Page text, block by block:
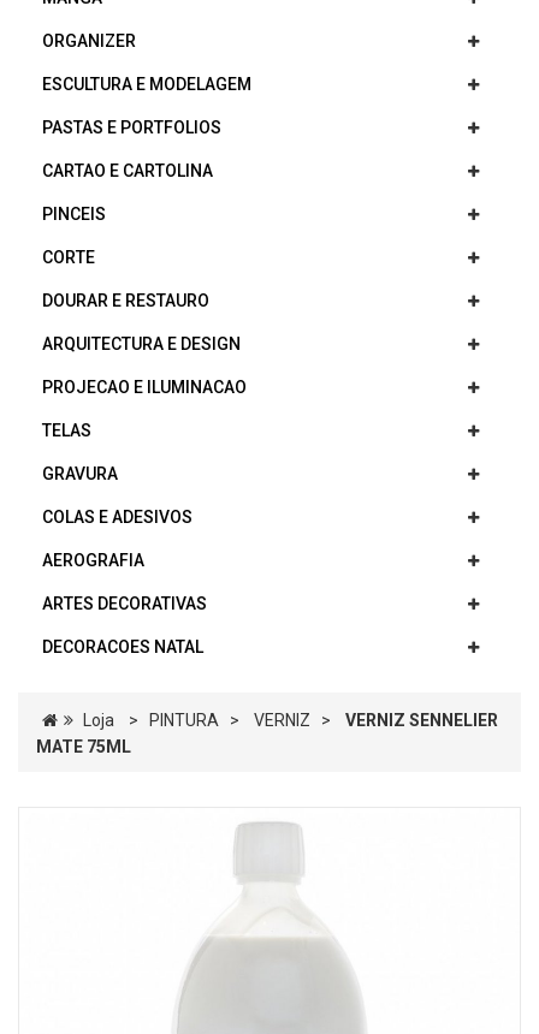
ORGANIZER
ESCULTURA E MODELAGEM
PASTAS E PORTFOLIOS
CARTAO E CARTOLINA
PINCEIS
CORTE
DOURAR E RESTAURO
ARQUITECTURA E DESIGN
PROJECAO E ILUMINACAO
TELAS
GRAVURA
COLAS E ADESIVOS
AEROGRAFIA
ARTES DECORATIVAS
DECORACOES NATAL
Loja > PINTURA > VERNIZ >
VERNIZ SENNELIER
MATE 75ML